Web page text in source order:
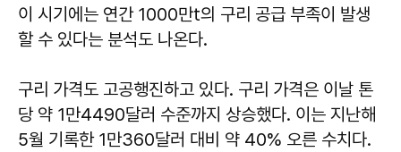
이 시기에는 연간 1000만t의 구리 공급 부족이 발생
할 수 있다는 분석도 나온다.
구리 가격도 고공행진하고 있다. 구리 가격은 이날 톤
당 약 1만4490달러 수준까지 상승했다. 이는 지난해
5월 기록한 1만360달러 대비 약 40% 오른 수치다.